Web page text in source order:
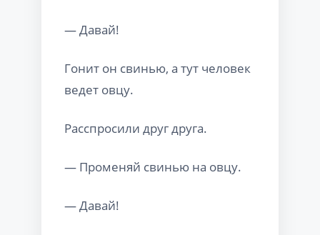
— Давай!
Гонит он свинью, а тут человек
ведет овцу.
Расспросили друг друга.
— Променяй свинью на овцу.
— Давай!